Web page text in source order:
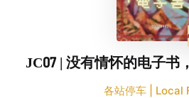
JC07 | 没有情怀的电子书
各站停车 | Local